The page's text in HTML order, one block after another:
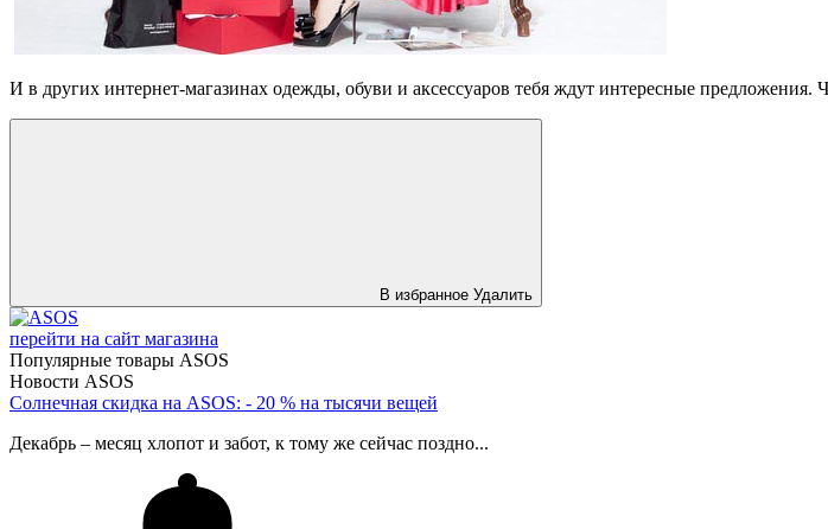
И в других интернет-магазинах одежды, обуви и аксессуаров тебя ждут интересные
В избранное Удалить
перейти на сайт магазина
Популярные товары ASOS
Новости ASOS
Солнечная скидка на ASOS: - 20 % на тысячи вещей
Декабрь – месяц хлопот и забот, к тому же сейчас поздно...